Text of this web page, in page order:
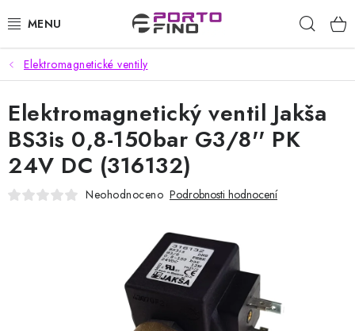
na
CHEMIE A PÉČE O VOZIDLA
PŘÍSLUŠENSTVÍ A ND K AUTOMYČKÁM
VYSOKOTLAKÉ A ČISTÍCÍ STROJE
VYSAVAČE, TEPOVAČE
DOMÁCNOST A ZAHRADA
CHEMIE - BEZKONTAKTNÍ MYČKY
Elektromagnetické ventily
Elektromagnetický ventil Jakša
BS3is 0,8-150bar G3/8'' PK
24V DC (316132)
Neohodnoceno Podrobnosti hodnocení